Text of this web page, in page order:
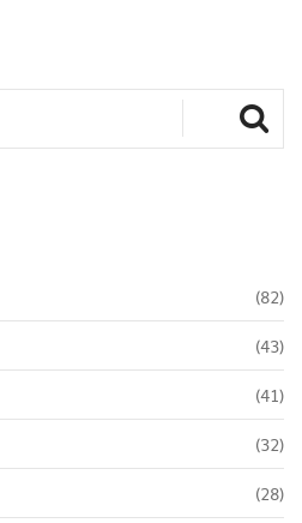
(82)
(43)
(41)
(32)
(28)